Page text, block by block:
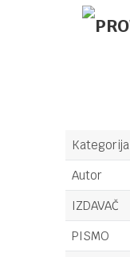
Kategorija
Autor
IZDAVAČ
PISMO